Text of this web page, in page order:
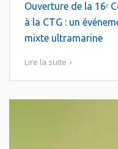
Ouverture de la 16ᵉ
à la CTG : un
mixte ultramarine
Lire la suite